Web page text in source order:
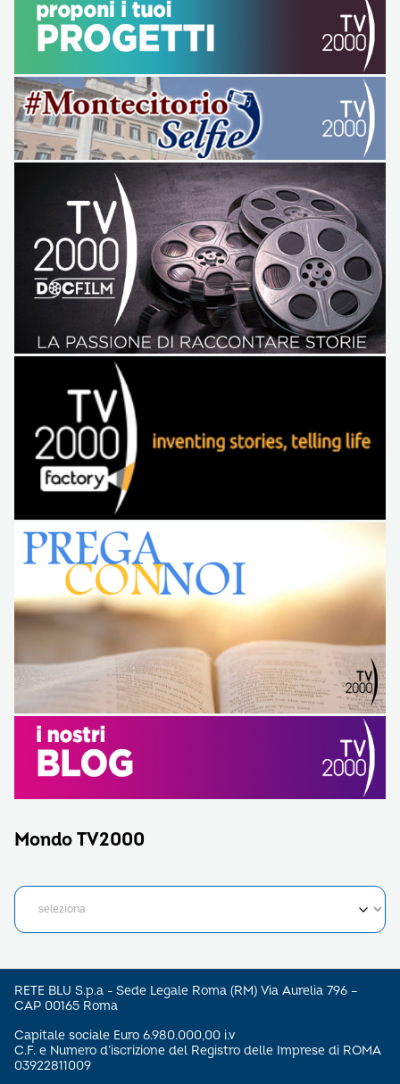
Mondo TV2000
RETE BLU S.p.a - Sede Legale Roma (RM) Via Aurelia 796 –
CAP 00165 Roma
Capitale sociale Euro 6.980.000,00 i.v
C.F. e Numero d’iscrizione del Registro delle Imprese di ROMA
03922811009